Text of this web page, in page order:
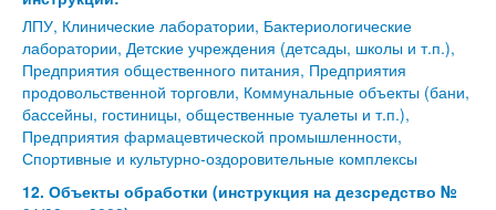
ЛПУ, Клинические лаборатории, Бактериологические
лаборатории, Детские учреждения (детсады, школы и т.п.),
Предприятия общественного питания, Предприятия
продовольственной торговли, Коммунальные объекты (бани,
бассейны, гостиницы, общественные туалеты и т.п.),
Предприятия фармацевтической промышленности,
Спортивные и культурно-оздоровительные комплексы
12. Объекты обработки (инструкция на дезсредство №